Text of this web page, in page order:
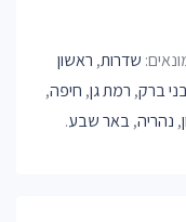
שדרות, ראשון
ברק, רמת גן, חיפה,
, נהריה,באר שבע.